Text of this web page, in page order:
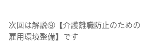
次回は解説⑨【介護離職防止のための
雇用環境整備】です